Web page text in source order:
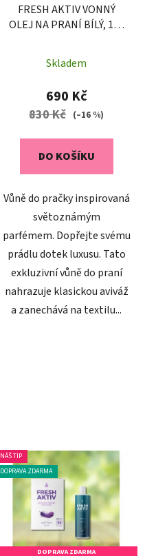
FRESH AKTIV VONNÝ
OLEJ NA PRANÍ BÍLÝ, 100
Skladem
690 Kč
830 Kč (–16 %)
DO KOŠÍKU
Vůně do pračky inspirovaná
světoznámým
parfémem. Dopřejte svému
prádlu dotek luxusu. Tato
exkluzivní vůně do praní
nahrazuje klasickou aviváž
a zanechává na textilu...
NÁŠ TIP
DOPRAVA ZDARMA
DOPRAVA ZDARMA